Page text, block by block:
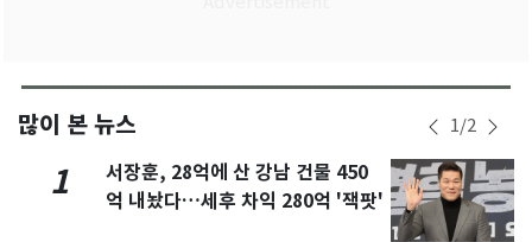
많이 본 뉴스 1/2
1
서장훈, 28억에 산 강남 건물 450
억 내놨다…세후 차익 280억 '잭팟'